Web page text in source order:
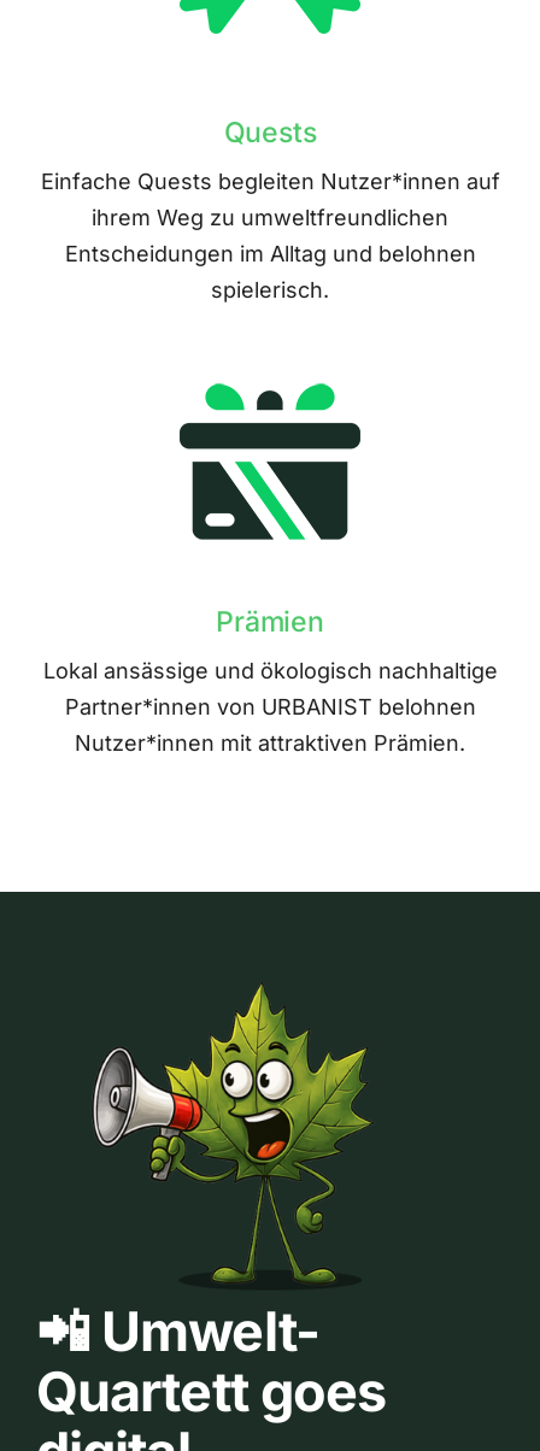
Quests
Einfache Quests begleiten Nutzer*innen auf
ihrem Weg zu umweltfreundlichen
Entscheidungen im Alltag und belohnen
spielerisch.
Prämien
Lokal ansässige und ökologisch nachhaltige
Partner*innen von URBANIST belohnen
Nutzer*innen mit attraktiven Prämien.
📲 Umwelt-
Quartett goes